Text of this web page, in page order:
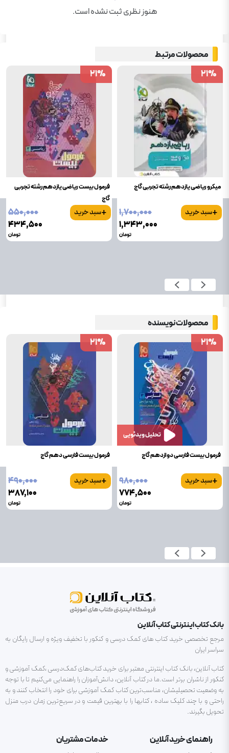
هنوز نظری ثبت نشده است.
محصولات مرتبط
میکرو ریاضی یازدهم رشته تجربی گاج
+سبد خرید
۱٬۷۰۰٬۰۰۰
۱٬۳۴۳٬۰۰۰
تومان
21%
21%
فرمول بیست ریاضی یازدهم رشته تجربی
گاج
+سبد خرید
۵۵۰٬۰۰۰
۴۳۴٬۵۰۰
تومان
21%
21%
محصولات نویسنده
تحلیل ویدئویی
فرمول بیست فارسی دوازدهم گاج
+سبد خرید
۹۸۰٬۰۰۰
۷۷۴٬۵۰۰
تومان
21%
21%
فرمول بیست فارسی دهم گاج
+سبد خرید
۴۹۰٬۰۰۰
۳۸۷٬۱۰۰
تومان
21%
21%
بانک کتاب اینترنتی کتاب آنلاین
مرجع تخصصی خرید کتاب های کمک درسی و کنکور با تخفیف ویژه و ارسال رایگان به
سراسر ایران
کتاب آنلاین، بانک کتاب اینترنتی معتبر برای خرید کتاب‌های کمک‌درسی ،کمک آموزشی و
کنکور از ناشران برتر است.ما در کتاب آنلاین، دانش‌آموزان را راهنمایی می‌کنیم تا با توجه
به وضعیت تحصیلیشان، مناسب‌ترین کتاب کمک آموزشی برای خود را انتخاب کنند و به
راحتی و با چند کلیک ساده ، کتابها را با بهترین قیمت و در سریع‌ترین زمان درب منزل
تحویل بگیرند.
راهنمای خرید آنلاین
خدمات مشتریان